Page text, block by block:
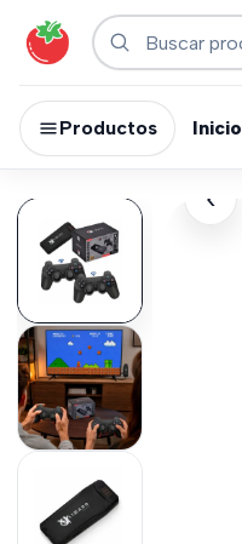
Productos Inicio
‹
›